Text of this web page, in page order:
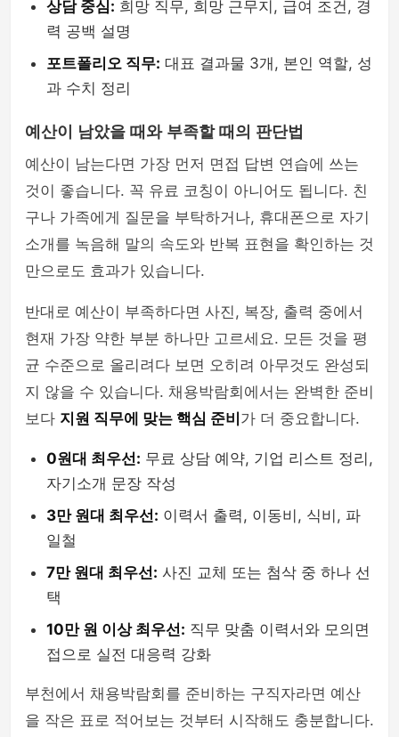
상담 중심: 희망 직무, 희망 근무지, 급여 조건, 경
력 공백 설명
포트폴리오 직무: 대표 결과물 3개, 본인 역할, 성
과 수치 정리
예산이 남았을 때와 부족할 때의 판단법
예산이 남는다면 가장 먼저 면접 답변 연습에 쓰는
것이 좋습니다. 꼭 유료 코칭이 아니어도 됩니다. 친
구나 가족에게 질문을 부탁하거나, 휴대폰으로 자기
소개를 녹음해 말의 속도와 반복 표현을 확인하는 것
만으로도 효과가 있습니다.
반대로 예산이 부족하다면 사진, 복장, 출력 중에서
현재 가장 약한 부분 하나만 고르세요. 모든 것을 평
균 수준으로 올리려다 보면 오히려 아무것도 완성되
지 않을 수 있습니다. 채용박람회에서는 완벽한 준비
보다 지원 직무에 맞는 핵심 준비 가 더 중요합니다.
0원대 최우선: 무료 상담 예약, 기업 리스트 정리,
자기소개 문장 작성
3만 원대 최우선: 이력서 출력, 이동비, 식비, 파
일철
7만 원대 최우선: 사진 교체 또는 첨삭 중 하나 선
택
10만 원 이상 최우선: 직무 맞춤 이력서와 모의면
접으로 실전 대응력 강화
부천에서 채용박람회를 준비하는 구직자라면 예산
을 작은 표로 적어보는 것부터 시작해도 충분합니다.